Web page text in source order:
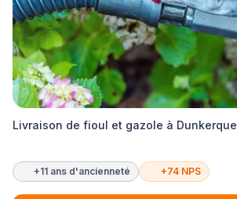
Livraison de fioul et gazole à Dunkerque
+11 ans d'ancienneté +74 NPS